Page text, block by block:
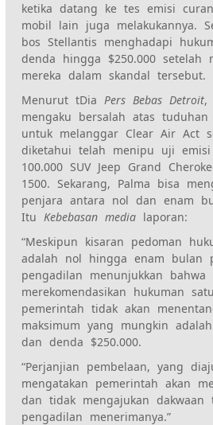
ketika datang ke tes emisi
mobil lain juga melakukannya.
bos Stellantis menghadapi
denda hingga $250.000 setelah
mereka dalam skandal tersebut.
Menurut tDia Pers Bebas Detroit,
mengaku bersalah atas tuduhan
untuk melanggar Clear Air Act
diketahui telah menipu uji
100.000 SUV Jeep Grand
1500. Sekarang, Palma bisa
penjara antara nol dan enam
ItuKebebasan media laporan:
“Meskipun kisaran pedoman
adalah nol hingga enam bulan
pengadilan menunjukkan bahwa
merekomendasikan hukuman
pemerintah tidak akan
maksimum yang mungkin
dan denda $250.000.
“Perjanjian pembelaan, yang
mengatakan pemerintah akan
dan tidak mengajukan dakwaan
pengadilan menerimanya.”